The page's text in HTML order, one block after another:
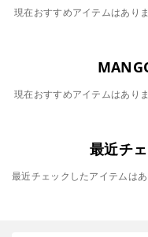
現在おすすめアイテムはありま
現在おすすめアイテムはありま
最近チ
最近チェックしたアイテムはあ